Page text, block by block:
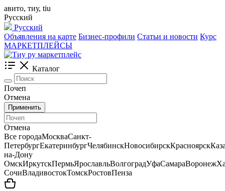
авито, тиу, tiu
Русский
Русский
Объявления на карте Бизнес-профили Статьи и новости Курс
МАРКЕТПЛЕЙСЫ
Каталог
Почеп
Отмена
Применить
Отмена
Все городаМоскваСанкт-
ПетербургЕкатеринбургЧелябинскНовосибирскКрасноярск
на-Дону
ОмскИркутскПермьЯрославльВолгоградУфаСамараВоронеж
СочиВладивостокТомскРостовПенза